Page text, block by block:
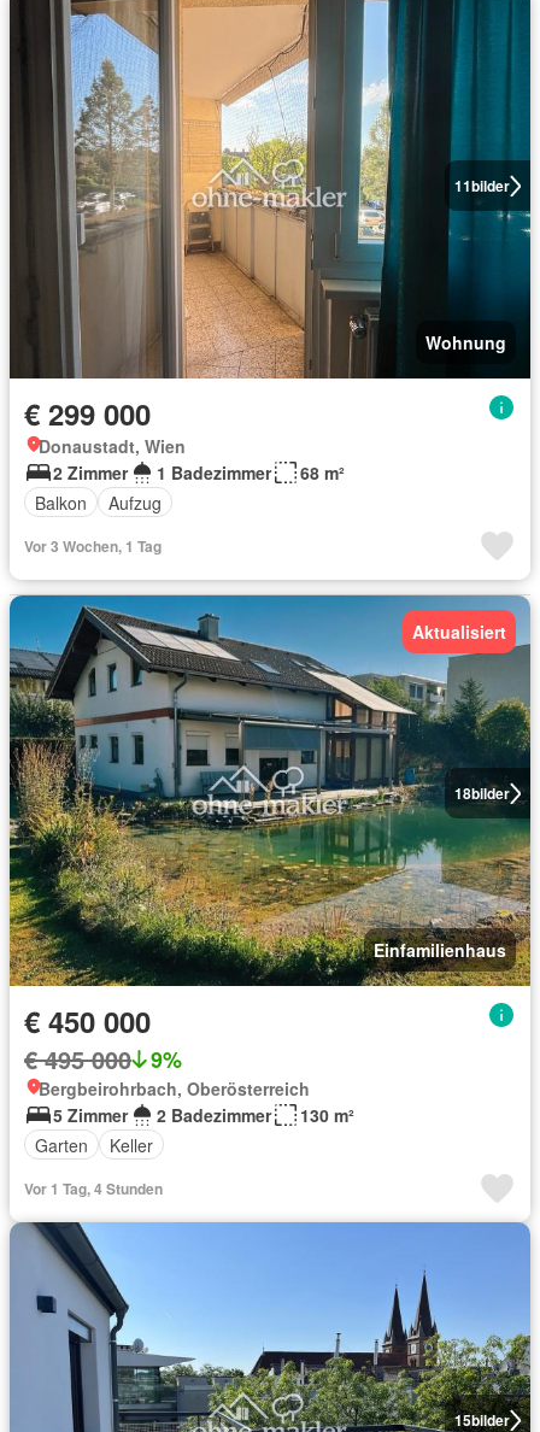
11bilder
Wohnung
€ 299 000
Donaustadt, Wien
2 Zimmer
1 Badezimmer
68 m²
Balkon
Aufzug
Vor 3 Wochen, 1 Tag
18bilder
Aktualisiert
Einfamilienhaus
€ 450 000
€ 495 000 9%
Bergbeirohrbach, Oberösterreich
5 Zimmer
2 Badezimmer
130 m²
Garten
Keller
Vor 1 Tag, 4 Stunden
15bilder